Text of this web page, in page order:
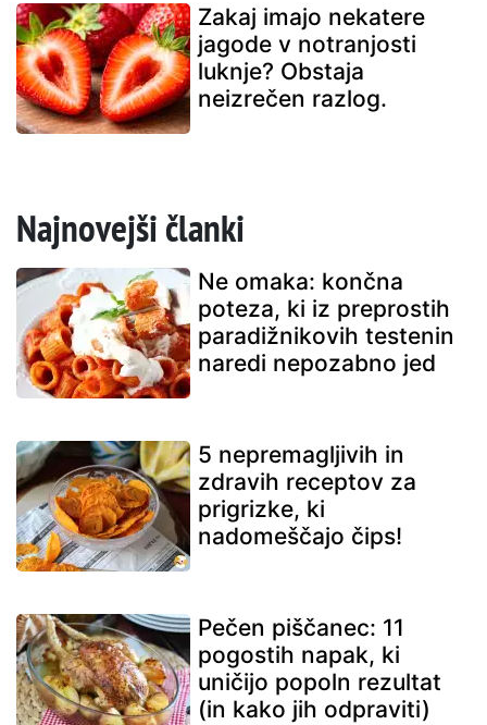
Zakaj imajo nekatere
jagode v notranjosti
luknje? Obstaja
neizrečen razlog.
Najnovejši članki
Ne omaka: končna
poteza, ki iz preprostih
paradižnikovih testenin
naredi nepozabno jed
5 nepremagljivih in
zdravih receptov za
prigrizke, ki
nadomeščajo čips!
Pečen piščanec: 11
pogostih napak, ki
uničijo popoln rezultat
(in kako jih odpraviti)